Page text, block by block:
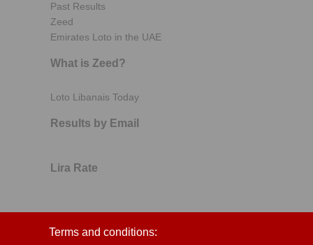
Past Results
Zeed
Emirates Loto in the UAE
What is Zeed?
Loto Libanais Today
Results by Email
Lira Rate
Terms and conditions: